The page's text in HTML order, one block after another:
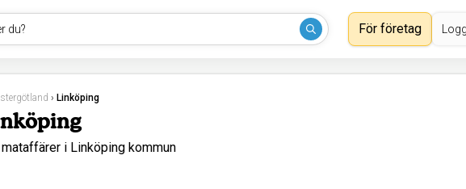
du? För företag
› Linköping
i Linköping kommun